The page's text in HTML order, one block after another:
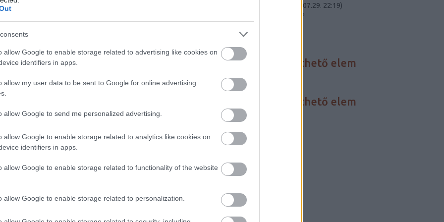
allow Google to enable storage related to advertising like cookies on
identifiers in apps.
allow my user data to be sent to Google for online advertising
allow Google to send me personalized advertising.
allow Google to enable storage related to analytics like cookies on
identifiers in apps.
allow Google to enable storage related to functionality of the website
allow Google to enable storage related to personalization.
BEJEGYZÉSEK:
Germán Medicina az
2023.07.29. 22:19)
Összeomlik a civilizációnk?
HÍREINK
Nincs megjeleníthető elem
FÓRUM
Nincs megjeleníthető elem
Critical Biomass
LINKEK
Darwin-nap
Szabadgondolkodó